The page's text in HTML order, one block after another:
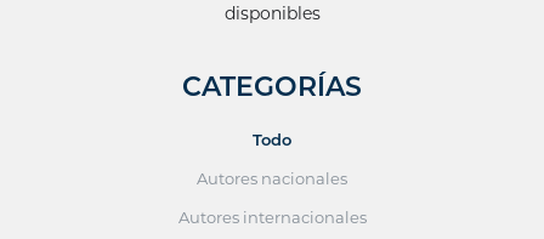
disponibles
CATEGORÍAS
Todo
Autores nacionales
Autores internacionales